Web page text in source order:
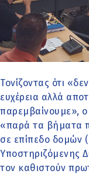
Τονίζοντας ότι
ευχέρεια αλλά
παρεμβαίνουμε»,
«παρά τα βήματα
σε επίπεδο δομών
Υποστηριζόμενης
τον καθιστούν